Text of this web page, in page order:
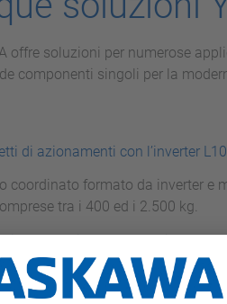
offre soluzioni per numerose
componenti singoli per la
di azionamenti con l’inverter
coordinato formato da inverter e
tra i 400 ed i 2.500 kg.
inverter azionamento universale
ideale per un controllo preciso